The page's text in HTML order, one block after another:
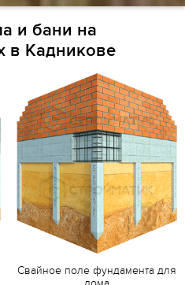
и бани на
в Кадникове
Свайное поле фундамента для